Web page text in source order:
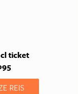
ticket
REIS